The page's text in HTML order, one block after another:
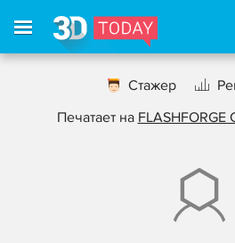
Стажер
Печатает на FLASHFORGE